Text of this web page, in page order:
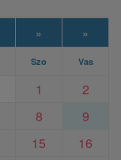
» »
Szo Vas
1
2
8
9
15
16